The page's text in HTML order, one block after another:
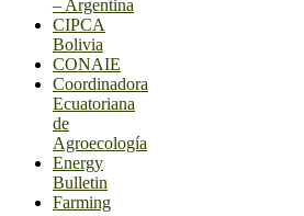
– Argentina
CIPCA
Bolivia
CONAIE
Coordinadora
Ecuatoriana
de
Agroecología
Energy
Bulletin
Farming